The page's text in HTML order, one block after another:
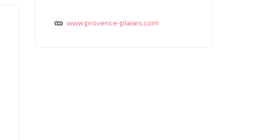
www.provence-plaisirs.com